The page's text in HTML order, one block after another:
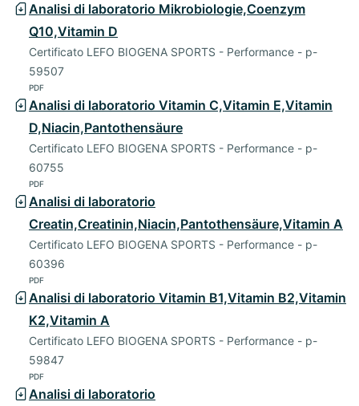
Analisi di laboratorio Mikrobiologie,Coenzym
Q10,Vitamin D
Certificato LEFO BIOGENA SPORTS - Performance - p-
59507
PDF
Analisi di laboratorio Vitamin C,Vitamin E,Vitamin
D,Niacin,Pantothensäure
Certificato LEFO BIOGENA SPORTS - Performance - p-
60755
PDF
Analisi di laboratorio
Creatin,Creatinin,Niacin,Pantothensäure,Vitamin A
Certificato LEFO BIOGENA SPORTS - Performance - p-
60396
PDF
Analisi di laboratorio Vitamin B1,Vitamin B2,Vitamin
K2,Vitamin A
Certificato LEFO BIOGENA SPORTS - Performance - p-
59847
PDF
Analisi di laboratorio